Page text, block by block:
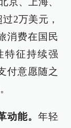
2万美元，
消费在国民
特征持续强
付意愿随之
动能。年轻